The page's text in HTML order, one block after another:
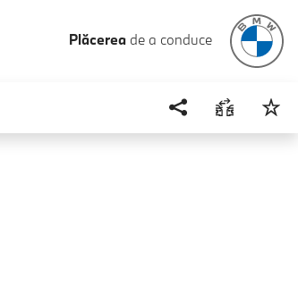
Plăcerea de a conduce